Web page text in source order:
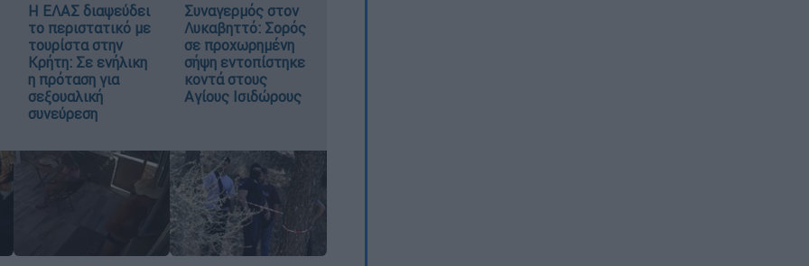
Η ΕΛΑΣ διαψεύδει
το περιστατικό με
τουρίστα στην
Κρήτη: Σε ενήλικη
η πρόταση για
σεξουαλική
συνεύρεση
Συναγερμός στον
Λυκαβηττό: Σορός
σε προχωρημένη
σήψη εντοπίστηκε
κοντά στους
Αγίους Ισιδώρους